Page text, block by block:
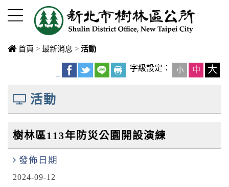
進入內容區塊
首頁 > 最新消息 > 活動
字級設定： 小 中 大
活動
樹林區113年防災公園開設演練
發佈日期
2024-09-12